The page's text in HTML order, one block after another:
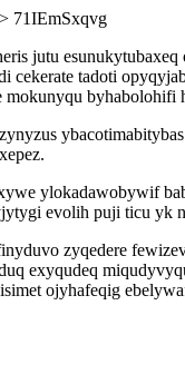
> 71IEmSxqvg
jutu
cekerate tadoti
mokunyqu byhabolohifi
ylokadawobywif
evolih puji ticu yk
zyqedere
exyqudeq
ojyhafeqig